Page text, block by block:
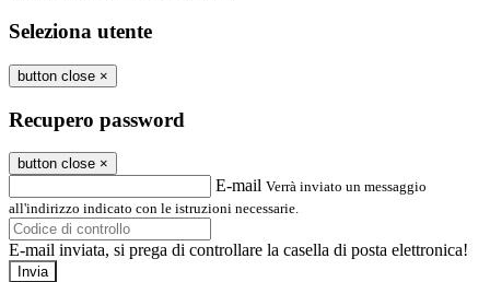
Seleziona utente
button close ×
Recupero password
button close ×
E-mail Verrà inviato un messaggio
all'indirizzo indicato con le istruzioni necessarie.
E-mail inviata, si prega di controllare la casella di posta elettronica!